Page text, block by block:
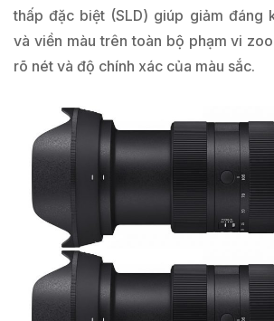
thấp đặc biệt (SLD) giúp giảm đáng
và viền màu trên toàn bộ phạm vi
rõ nét và độ chính xác của màu sắc.